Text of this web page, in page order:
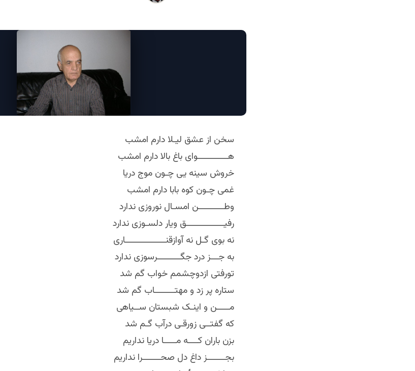
سخن از عشق لیـلا دارم امشب
هــــــــــــوای باغ بالا دارم امشب
خروش سینه یی چـون موج دریا
غمی چـون کوه بابا دارم امشب
وطــــــــــن امسـال نوروزی ندارد
رفیـــــــــــــــق ویار دلسـوزی ندارد
نه بوی گـل نه آوازقنــــــــــــــــاری
به جـــز درد جگـــــــــرسوزی ندارد
تورفتی ازدوچشمم خواب گم شد
ستاره پر زد و مهتــــــــاب گم شد
مـــــن و اینـک شبستان ســیاهی
که گفتــی زورقـی درآب گـم شد
بزن باران کــــه مـــــا دریا نداریم
بجـــــــز داغ دل صحـــــــرا نداریم